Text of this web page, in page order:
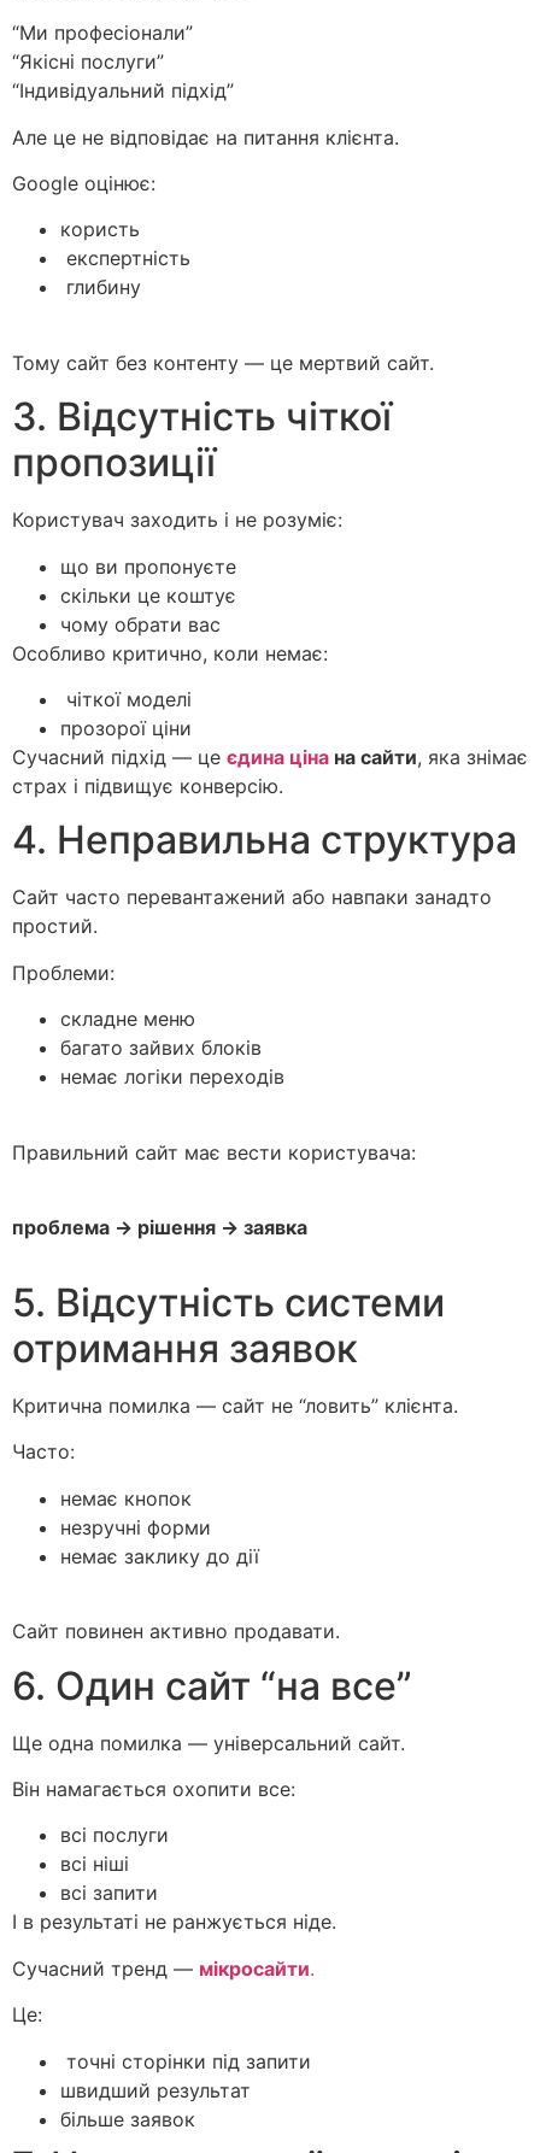
“Ми професіонали”
“Якісні послуги”
“Індивідуальний підхід”
Але це не відповідає на питання клієнта.
Google оцінює:
користь
експертність
глибину
Тому сайт без контенту — це мертвий сайт.
3. Відсутність чіткої
пропозиції
Користувач заходить і не розуміє:
що ви пропонуєте
скільки це коштує
чому обрати вас
Особливо критично, коли немає:
чіткої моделі
прозорої ціни
Сучасний підхід — це єдина ціна на сайти, яка знімає
страх і підвищує конверсію.
4. Неправильна структура
Сайт часто перевантажений або навпаки занадто
простий.
Проблеми:
складне меню
багато зайвих блоків
немає логіки переходів
Правильний сайт має вести користувача:
проблема → рішення → заявка
5. Відсутність системи
отримання заявок
Критична помилка — сайт не “ловить” клієнта.
Часто:
немає кнопок
незручні форми
немає заклику до дії
Сайт повинен активно продавати.
6. Один сайт “на все”
Ще одна помилка — універсальний сайт.
Він намагається охопити все:
всі послуги
всі ніші
всі запити
І в результаті не ранжується ніде.
Сучасний тренд — мікросайти.
Це:
точні сторінки під запити
швидший результат
більше заявок